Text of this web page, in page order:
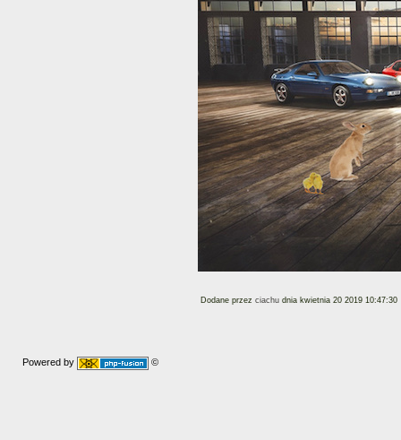
Dodane przez ciachu dnia kwietnia 20 2019 10:47:30
Powered by ©